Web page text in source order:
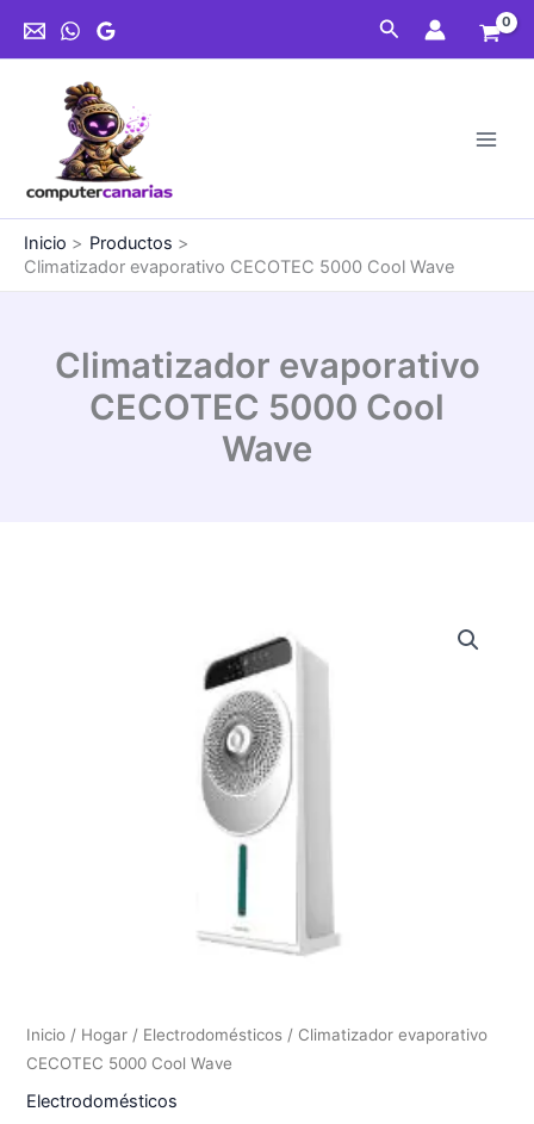
Buscar
Inicio
Productos
Climatizador evaporativo CECOTEC 5000 Cool Wave
Climatizador evaporativo
CECOTEC 5000 Cool
Wave
Inicio / Hogar / Electrodomésticos / Climatizador evaporativo
CECOTEC 5000 Cool Wave
Electrodomésticos